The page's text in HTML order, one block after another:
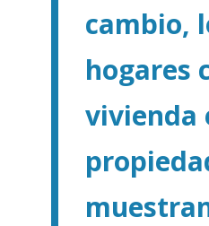
cambio,
hogares
vivienda